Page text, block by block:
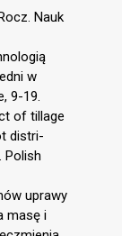
Nauk
w
9-19.
of tillage
distri-
Polish
uprawy
masę i